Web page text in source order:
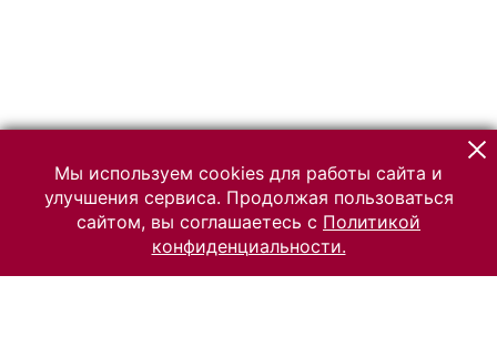
Мы используем cookies для работы сайта и
улучшения сервиса. Продолжая пользоваться
сайтом, вы соглашаетесь с Политикой
конфиденциальности.